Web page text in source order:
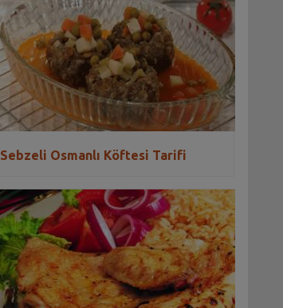
Sebzeli Osmanlı Köftesi Tarifi